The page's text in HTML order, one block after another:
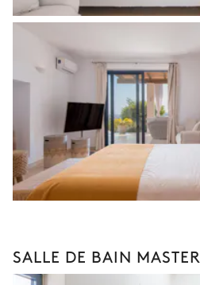
SALLE DE BAIN MASTER